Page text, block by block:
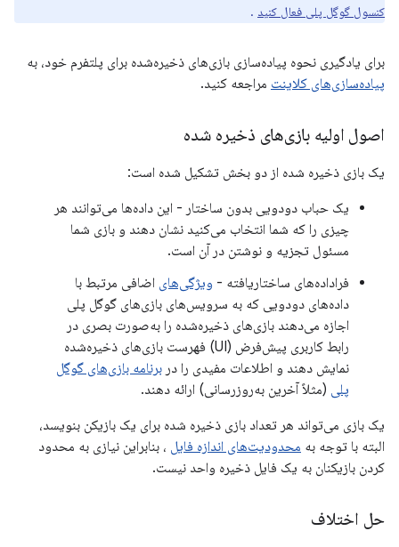
کنسول گوگل پلی فعال کنید .
برای یادگیری نحوه پیاده‌سازی بازی‌های ذخیره‌شده برای پلتفرم خود، به
پیاده‌سازی‌های کلاینت مراجعه کنید.
اصول اولیه بازی‌های ذخیره شده
یک بازی ذخیره شده از دو بخش تشکیل شده است:
یک حباب دودویی بدون ساختار - این داده‌ها می‌توانند هر
چیزی را که شما انتخاب می‌کنید نشان دهند و بازی شما
مسئول تجزیه و نوشتن در آن است.
فراداده‌های ساختاریافته - ویژگی‌های اضافی مرتبط با
داده‌های دودویی که به سرویس‌های بازی‌های گوگل پلی
اجازه می‌دهند بازی‌های ذخیره‌شده را به‌صورت بصری در
رابط کاربری پیش‌فرض (UI) فهرست بازی‌های ذخیره‌شده
نمایش دهند و اطلاعات مفیدی را در برنامه بازی‌های گوگل
پلی (مثلاً آخرین به‌روزرسانی) ارائه دهند.
یک بازی می‌تواند هر تعداد بازی ذخیره شده برای یک بازیکن بنویسد،
البته با توجه به محدودیت‌های اندازه فایل ، بنابراین نیازی به محدود
کردن بازیکنان به یک فایل ذخیره واحد نیست.
حل اختلاف